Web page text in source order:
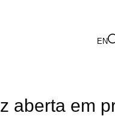
EN
aberta em